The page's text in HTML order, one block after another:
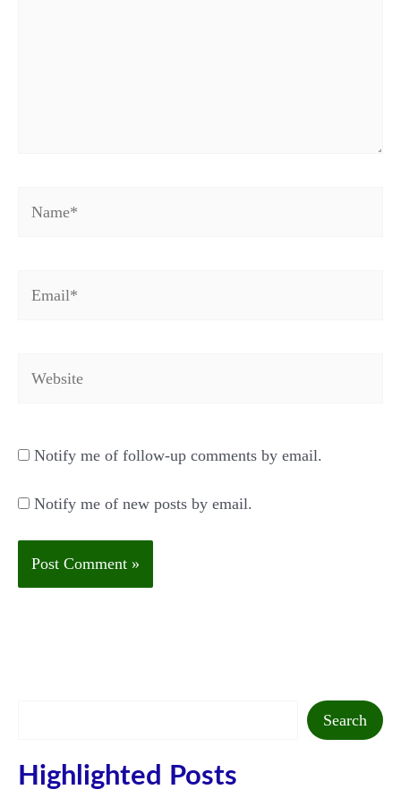
Notify me of follow-up comments by email.
Notify me of new posts by email.
Search
Highlighted Posts